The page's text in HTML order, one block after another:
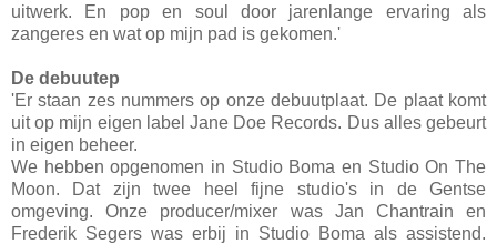
uitwerk. En pop en soul door jarenlange ervaring als
zangeres en wat op mijn pad is gekomen.'
De debuutep
'Er staan zes nummers op onze debuutplaat. De plaat komt
uit op mijn eigen label Jane Doe Records. Dus alles gebeurt
in eigen beheer.
We hebben opgenomen in Studio Boma en Studio On The
Moon. Dat zijn twee heel fijne studio's in de Gentse
omgeving. Onze producer/mixer was Jan Chantrain en
Frederik Segers was erbij in Studio Boma als assistend.